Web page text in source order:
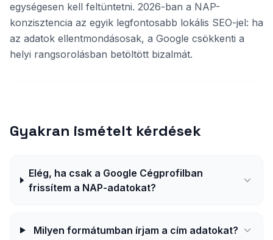
egységesen kell feltüntetni. 2026-ban a NAP-
konzisztencia az egyik legfontosabb lokális SEO-jel: ha
az adatok ellentmondásosak, a Google csökkenti a
helyi rangsorolásban betöltött bizalmát.
Gyakran ismételt kérdések
Elég, ha csak a Google Cégprofilban
frissítem a NAP-adatokat?
Milyen formátumban írjam a cím adatokat?